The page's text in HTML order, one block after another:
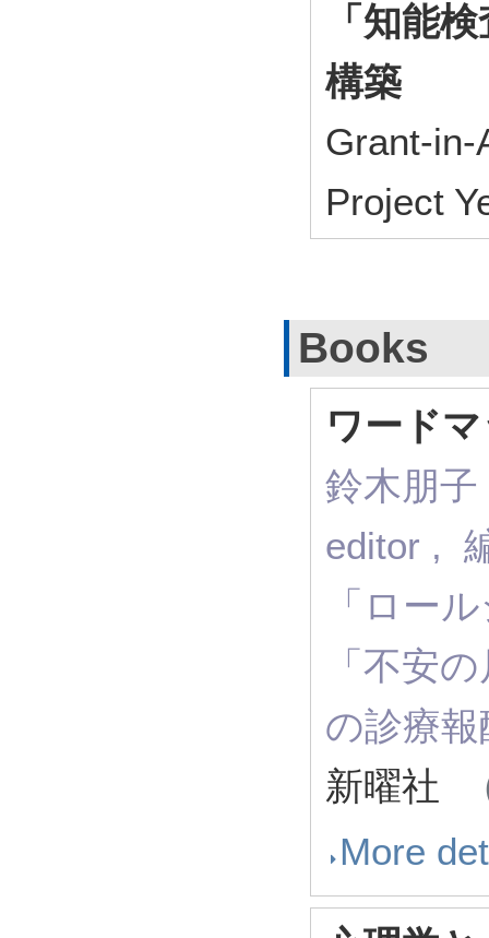
「知能
構築
Grant-
Project
Books
ワード
鈴木朋
editor ,
「ロー
「不安
の診療
新曜社
More